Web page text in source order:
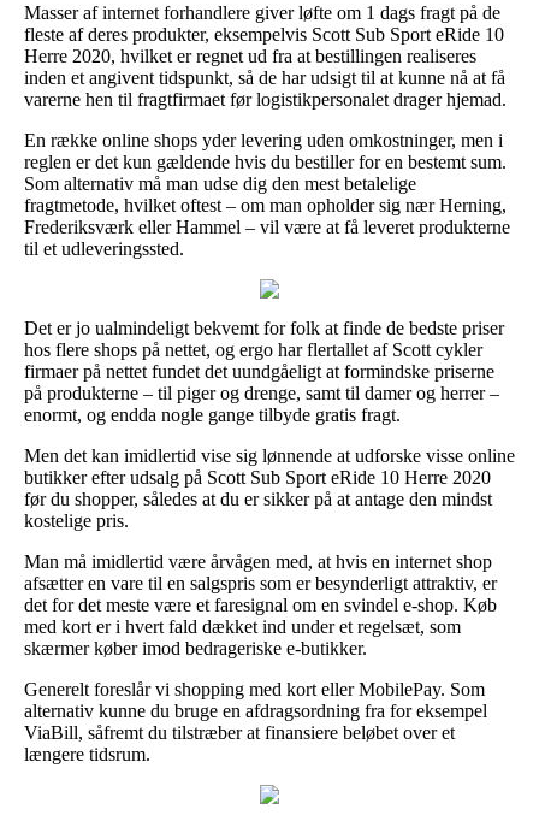
Masser af internet forhandlere giver løfte om 1 dags fragt på de
fleste af deres produkter, eksempelvis Scott Sub Sport eRide 10
Herre 2020, hvilket er regnet ud fra at bestillingen realiseres
inden et angivent tidspunkt, så de har udsigt til at kunne nå at få
varerne hen til fragtfirmaet før logistikpersonalet drager hjemad.
En række online shops yder levering uden omkostninger, men i
reglen er det kun gældende hvis du bestiller for en bestemt sum.
Som alternativ må man udse dig den mest betalelige
fragtmetode, hvilket oftest – om man opholder sig nær Herning,
Frederiksværk eller Hammel – vil være at få leveret produkterne
til et udleveringssted.
Det er jo ualmindeligt bekvemt for folk at finde de bedste priser
hos flere shops på nettet, og ergo har flertallet af Scott cykler
firmaer på nettet fundet det uundgåeligt at formindske priserne
på produkterne – til piger og drenge, samt til damer og herrer –
enormt, og endda nogle gange tilbyde gratis fragt.
Men det kan imidlertid vise sig lønnende at udforske visse online
butikker efter udsalg på Scott Sub Sport eRide 10 Herre 2020
før du shopper, således at du er sikker på at antage den mindst
kostelige pris.
Man må imidlertid være årvågen med, at hvis en internet shop
afsætter en vare til en salgspris som er besynderligt attraktiv, er
det for det meste være et faresignal om en svindel e-shop. Køb
med kort er i hvert fald dækket ind under et regelsæt, som
skærmer køber imod bedrageriske e-butikker.
Generelt foreslår vi shopping med kort eller MobilePay. Som
alternativ kunne du bruge en afdragsordning fra for eksempel
ViaBill, såfremt du tilstræber at finansiere beløbet over et
længere tidsrum.